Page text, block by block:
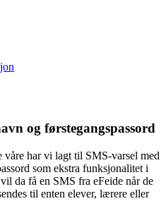
og førstegangspassord
våre har vi lagt til SMS-varsel med
som ekstra funksjonalitet i
da få en SMS fra eFeide når de
til enten elever, lærere eller